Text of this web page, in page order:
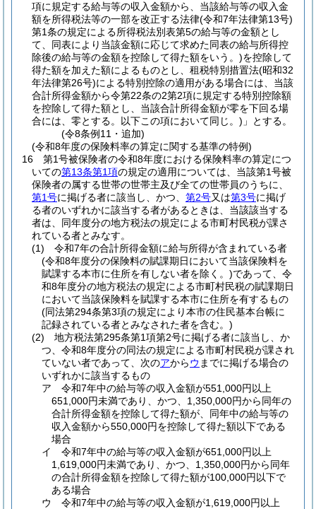
項に規定する給与等の収入金額から、当該給与等の収入金
額を所得税法等の一部を改正する法律(令和7年法律第13号)
第1条の規定による所得税法別表第5の給与等の金額とし
て、同表により当該金額に応じて求めた同表の給与所得控
除後の給与等の金額を控除して得た額をいう。)を控除して
得た額を加えた額によるものとし、租税特別措置法(昭和32
年法律第26号)による特別控除の適用がある場合には、当該
合計所得金額から令第22条の2第2項に規定する特別控除額
を控除して得た額とし、当該合計所得金額が零を下回る場
合には、零とする。以下この項において同じ。) 」とする。
(令8条例11・追加)
(令和8年度の保険料率の算定に関する基準の特例)
16
第1号被保険者の令和8年度における保険料率の算定につ
いての第13条第1項の規定の適用については、当該第1号被
保険者の属する世帯の世帯主及び全ての世帯員のうちに、
第1号に掲げる者に該当し、かつ、 第2号又は第3号に掲げ
る者のいずれかに該当する者があるときは、当該該当する
者は、同年度分の地方税法の規定による市町村民税が課さ
れている者とみなす。
(1)
令和7年の合計所得金額に給与所得が含まれている者
(令和8年度分の保険料の賦課期日において当該保険料を
賦課する本市に住所を有しない者を除く。)であって、令
和8年度分の地方税法の規定による市町村民税の賦課期日
において当該保険料を賦課する本市に住所を有するもの
(同法第294条第3項の規定により本市の住民基本台帳に
記録されている者とみなされた者を含む。)
(2)
地方税法第295条第1項第2号に掲げる者に該当し、か
つ、令和8年度分の同法の規定による市町村民税が課され
ていない者であって、次のアからウ までに掲げる場合の
いずれかに該当するもの
ア
令和7年中の給与等の収入金額が551,000円以上
651,000円未満であり、かつ、1,350,000円から同年の
合計所得金額を控除して得た額が、同年中の給与等の
収入金額から550,000円を控除して得た額以下である
場合
イ
令和7年中の給与等の収入金額が651,000円以上
1,619,000円未満であり、かつ、1,350,000円から同年
の合計所得金額を控除して得た額が100,000円以下で
ある場合
ウ
令和7年中の給与等の収入金額が1,619,000円以上